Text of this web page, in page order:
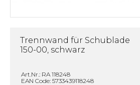
Trennwand für Schublade
150-00, schwarz
Art.Nr.: RA 118248
EAN Code: 5733439118248